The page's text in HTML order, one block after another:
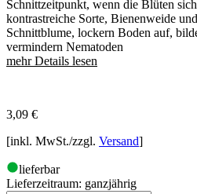
Schnittzeitpunkt, wenn die Blüten
kontrastreiche Sorte, Bienenweide
Schnittblume, lockern Boden auf,
vermindern Nematoden
mehr Details lesen
3,09 €
[inkl. MwSt./zzgl. Versand]
lieferbar
Lieferzeitraum: ganzjährig